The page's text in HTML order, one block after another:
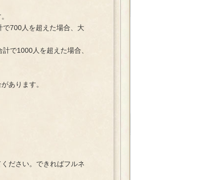
700人を超えた場合、大
で1000人を超えた場合、
あります。
ださい。できればフルネ